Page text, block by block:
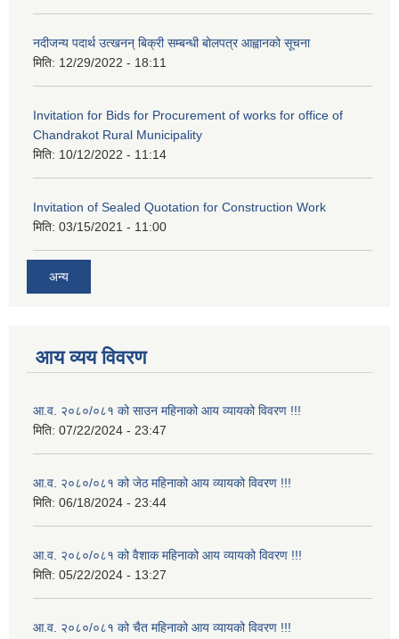
नदीजन्य पदार्थ उत्खनन् बिक्री सम्बन्धी बोलपत्र आह्वानको सूचना
मिति: 12/29/2022 - 18:11
Invitation for Bids for Procurement of works for office of
Chandrakot Rural Municipality
मिति: 10/12/2022 - 11:14
Invitation of Sealed Quotation for Construction Work
मिति: 03/15/2021 - 11:00
अन्य
आय व्यय विवरण
आ.व. २०८०/०८१ को साउन महिनाको आय व्यायको विवरण !!!
मिति: 07/22/2024 - 23:47
आ.व. २०८०/०८१ को जेठ महिनाको आय व्यायको विवरण !!!
मिति: 06/18/2024 - 23:44
आ.व. २०८०/०८१ को वैशाक महिनाको आय व्यायको विवरण !!!
मिति: 05/22/2024 - 13:27
आ.व. २०८०/०८१ को चैत महिनाको आय व्यायको विवरण !!!